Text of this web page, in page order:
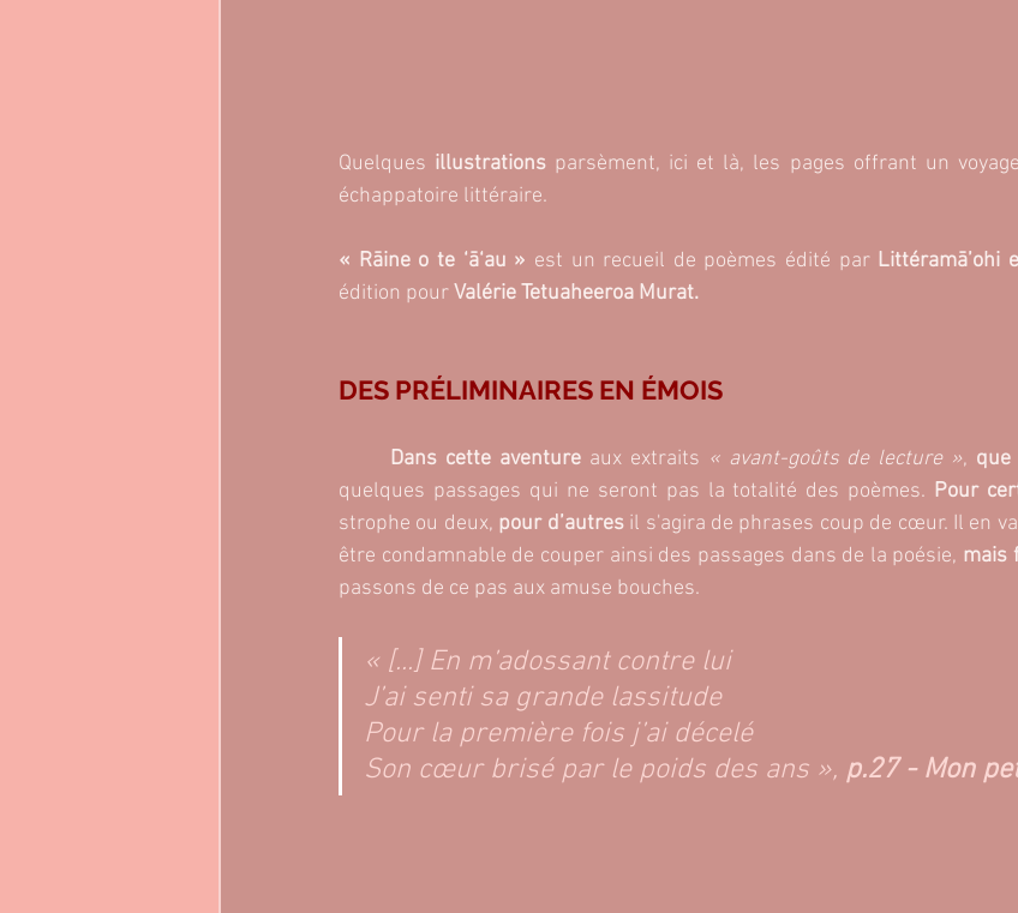
Quelques illustrations parsèment, ici et là, les pages offrant un
échappatoire littéraire.
« Rāine o te ‘ā‘au » est un recueil de poèmes édité par Littéramā’ohi
édition pour Valérie Tetuaheeroa Murat.
DES PRÉLIMINAIRES EN ÉMOIS
Dans cette aventure aux extraits « avant-goûts de lecture », que
quelques passages qui ne seront pas la totalité des poèmes. Pour
strophe ou deux, pour d’autres il s'agira de phrases coup de cœur. Il en
être condamnable de couper ainsi des passages dans de la poésie, mais
passons de ce pas aux amuse bouches.
« [...] En m’adossant contre lui
J’ai senti sa grande lassitude
Pour la première fois j’ai décelé
Son cœur brisé par le poids des ans », p.27 - Mon